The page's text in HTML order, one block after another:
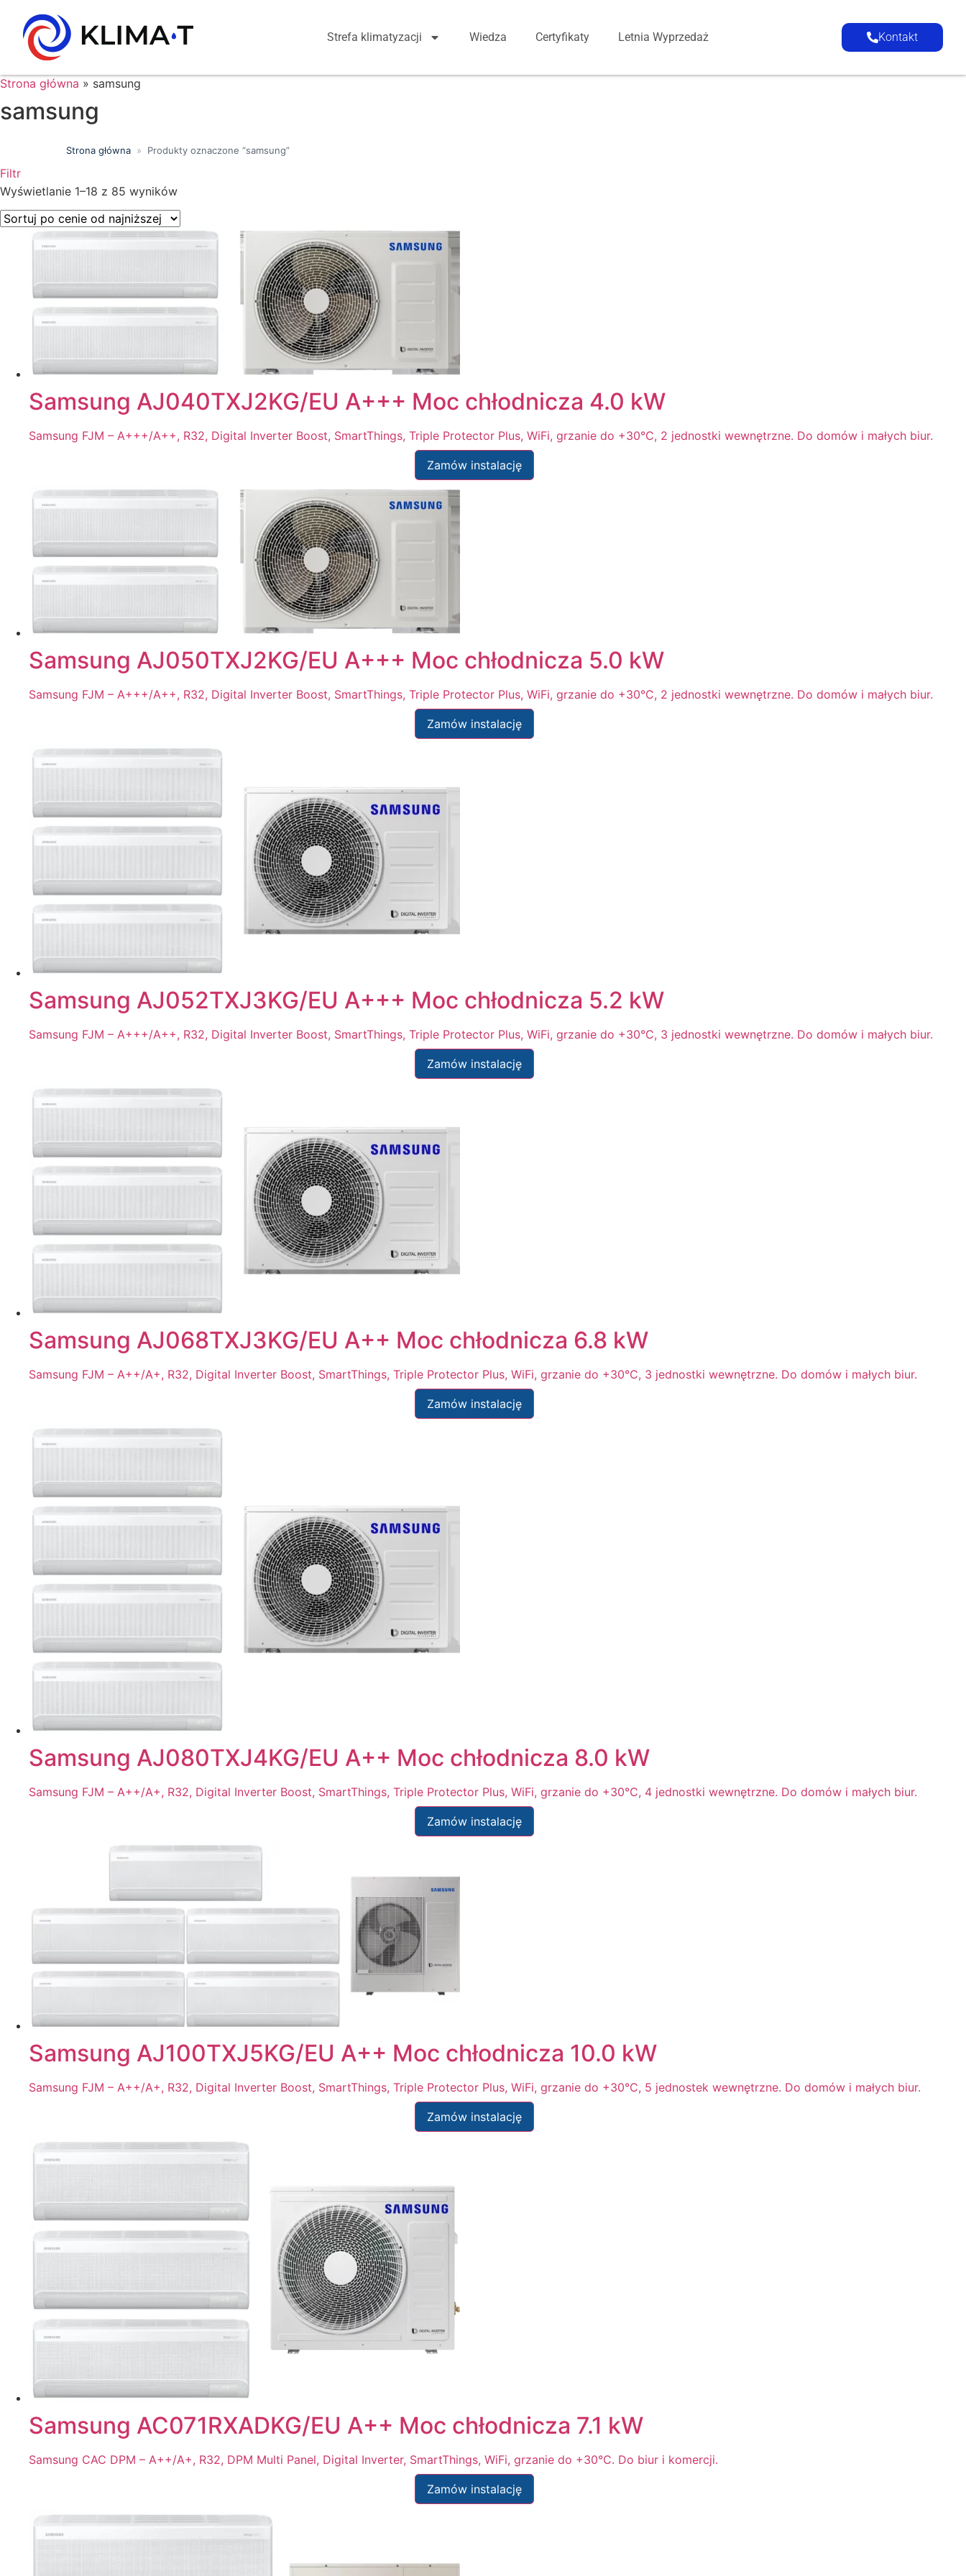
Strefa klimatyzacji Wiedza Certyfikaty Letnia Wyprzedaż Kontakt
Strona główna » samsung
samsung
Strona główna » Produkty oznaczone “samsung”
Filtr
Wyszukiwanie tekstowe
Kategorie produktów
Klasa energetyczna
Moc chłodnicza (kW)
Wyświetlanie 1–18 z 85 wyników
Samsung AJ040TXJ2KG/EU A+++ Moc chłodnicza 4.0 kW
Samsung FJM – A+++/A++, R32, Digital Inverter Boost, SmartThings, Triple Protector Plus, WiFi, grzanie do +30°C, 2 jednostki wewnętrzne. Do domów i małych biur.
Zamów instalację
Samsung AJ050TXJ2KG/EU A+++ Moc chłodnicza 5.0 kW
Samsung FJM – A+++/A++, R32, Digital Inverter Boost, SmartThings, Triple Protector Plus, WiFi, grzanie do +30°C, 2 jednostki wewnętrzne. Do domów i małych biur.
Zamów instalację
Samsung AJ052TXJ3KG/EU A+++ Moc chłodnicza 5.2 kW
Samsung FJM – A+++/A++, R32, Digital Inverter Boost, SmartThings, Triple Protector Plus, WiFi, grzanie do +30°C, 3 jednostki wewnętrzne. Do domów i małych biur.
Zamów instalację
Samsung AJ068TXJ3KG/EU A++ Moc chłodnicza 6.8 kW
Samsung FJM – A++/A+, R32, Digital Inverter Boost, SmartThings, Triple Protector Plus, WiFi, grzanie do +30°C, 3 jednostki wewnętrzne. Do domów i małych biur.
Zamów instalację
Samsung AJ080TXJ4KG/EU A++ Moc chłodnicza 8.0 kW
Samsung FJM – A++/A+, R32, Digital Inverter Boost, SmartThings, Triple Protector Plus, WiFi, grzanie do +30°C, 4 jednostki wewnętrzne. Do domów i małych biur.
Zamów instalację
Samsung AJ100TXJ5KG/EU A++ Moc chłodnicza 10.0 kW
Samsung FJM – A++/A+, R32, Digital Inverter Boost, SmartThings, Triple Protector Plus, WiFi, grzanie do +30°C, 5 jednostek wewnętrzne. Do domów i małych biur.
Zamów instalację
Samsung AC071RXADKG/EU A++ Moc chłodnicza 7.1 kW
Samsung CAC DPM – A++/A+, R32, DPM Multi Panel, Digital Inverter, SmartThings, WiFi, grzanie do +30°C. Do biur i komercji.
Zamów instalację